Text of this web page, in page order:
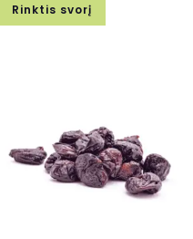
Rinktis svorį